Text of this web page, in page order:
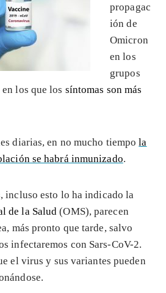
propagac
ión de
Omicron
en los
grupos
en los que los síntomas son más
diarias, en no mucho tiempola
se habrá inmunizado.
incluso esto lo ha indicado la
de la Salud (OMS), parecen
más pronto que tarde, salvo
infectaremos con Sars-CoV-2.
el virus y sus variantes pueden